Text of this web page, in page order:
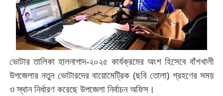
ভোটার তালিকা হালনাগাদ-২০২৫ কার্যক্রমের অংশ হিসেবে বাঁশখালী
উপজেলার নতুন ভোটারদের বায়োমেট্রিক (ছবি তোলা) গ্রহণের সময়
ও স্থান নির্ধারণ করেছে উপজেলা নির্বাচন অফিস।